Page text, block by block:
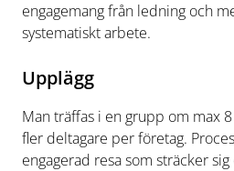
engagemang från ledning och
systematiskt arbete.
Upplägg
Man träffas i en grupp om max
fler deltagare per företag.
engagerad resa som sträcker